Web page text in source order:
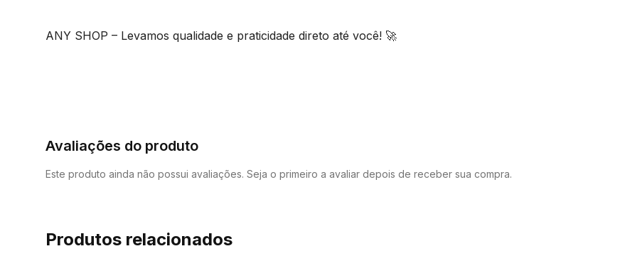
ANY SHOP – Levamos qualidade e praticidade direto até você! 🚀
Avaliações do produto
Este produto ainda não possui avaliações. Seja o primeiro a avaliar depois de receber sua compra.
Produtos relacionados